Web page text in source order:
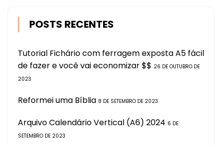
POSTS RECENTES
Tutorial Fichário com ferragem exposta A5 fácil
de fazer e você vai economizar $$ 26 DE OUTUBRO DE
2023
Reformei uma Bíblia 8 DE SETEMBRO DE 2023
Arquivo Calendário Vertical (A6) 2024 6 DE
SETEMBRO DE 2023